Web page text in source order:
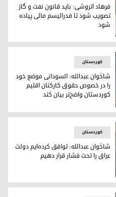
فرهاد اتروشی: باید قانون نفت و گاز
تصویب شود تا فدرالیسم مالی پیاده
شود
مجلس نمایندگان عراق
کوردستان
شاخَوان عبدالله: السودانی موضع خود
را در خصوص حقوق کارکنان اقلیم
کوردستان واضح‌تر بیان کند
معاون رئیس مجلس
کوردستان
شاخَوان عبدالله: توافق کرده‌ایم دولت
عراق را تحت فشار قرار دهیم